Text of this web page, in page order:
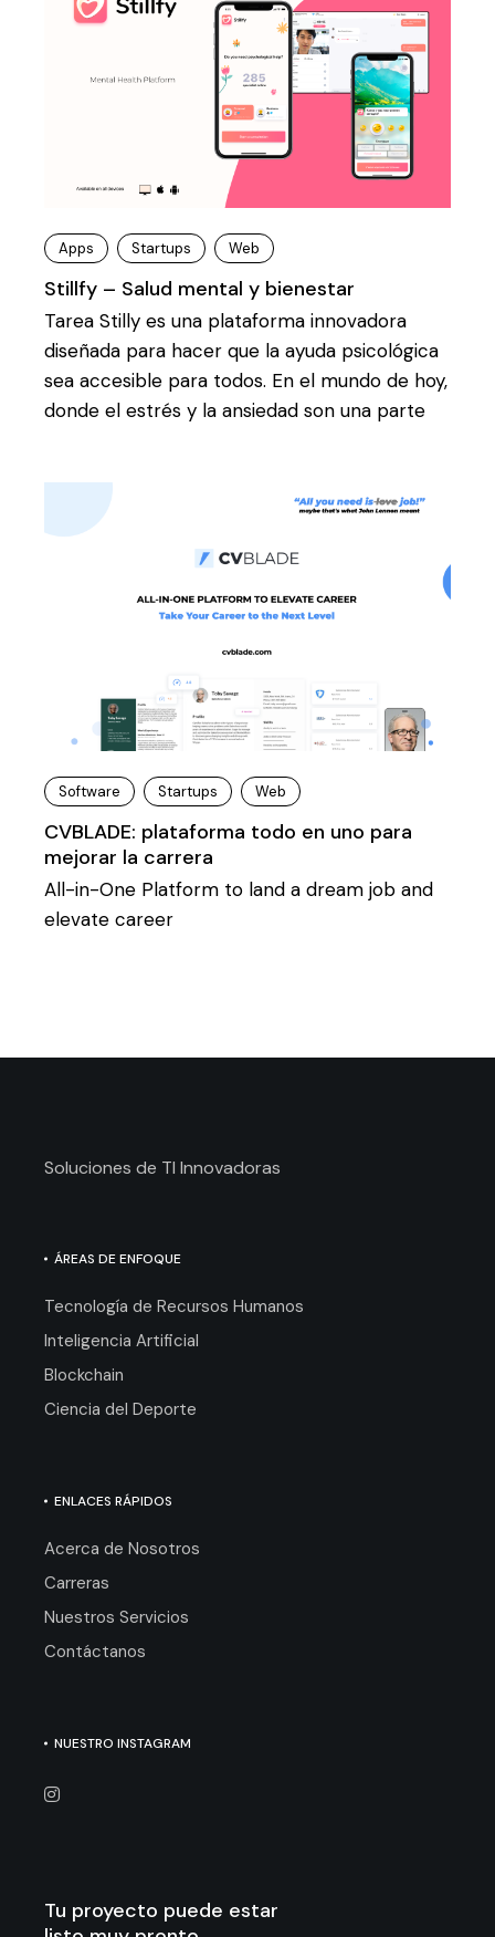
Apps Startups Web
Stillfy – Salud mental y bienestar
Tarea Stilly es una plataforma innovadora
diseñada para hacer que la ayuda psicológica
sea accesible para todos. En el mundo de hoy,
donde el estrés y la ansiedad son una parte
Software Startups Web
CVBLADE: plataforma todo en uno para
mejorar la carrera
All-in-One Platform to land a dream job and
elevate career
Soluciones de TI Innovadoras
ÁREAS DE ENFOQUE
Tecnología de Recursos Humanos
Inteligencia Artificial
Blockchain
Ciencia del Deporte
ENLACES RÁPIDOS
Acerca de Nosotros
Carreras
Nuestros Servicios
Contáctanos
NUESTRO INSTAGRAM
Tu proyecto puede estar